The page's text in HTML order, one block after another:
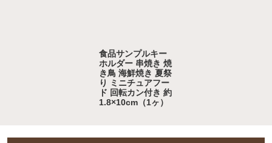
食品サンプルキー
ホルダー 串焼き 焼
き鳥 海鮮焼き 夏祭
り ミニチュアフー
ド 回転カン付き 約
1.8×10cm（1ヶ）